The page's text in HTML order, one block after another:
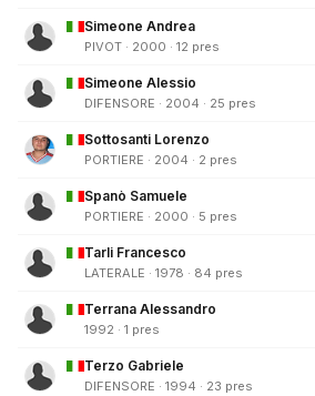
Simeone Andrea
PIVOT · 2000 · 12 pres
Simeone Alessio
DIFENSORE · 2004 · 25 pres
Sottosanti Lorenzo
PORTIERE · 2004 · 2 pres
Spanò Samuele
PORTIERE · 2000 · 5 pres
Tarli Francesco
LATERALE · 1978 · 84 pres
Terrana Alessandro
1992 · 1 pres
Terzo Gabriele
DIFENSORE · 1994 · 23 pres